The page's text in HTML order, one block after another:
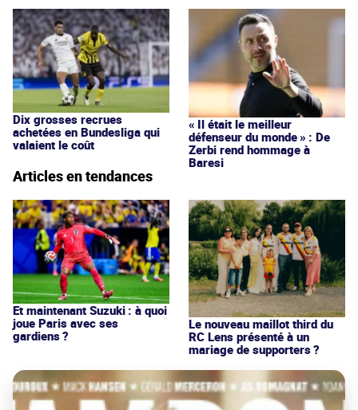
Dix grosses recrues
achetées en Bundesliga qui
valaient le coût
« Il était le meilleur
défenseur du monde » : De
Zerbi rend hommage à
Baresi
Articles en tendances
Et maintenant Suzuki : à quoi
joue Paris avec ses
gardiens ?
Le nouveau maillot third du
RC Lens présenté à un
mariage de supporters ?